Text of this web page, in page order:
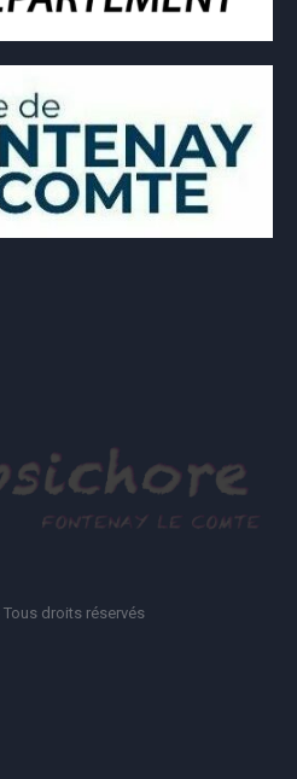
droits réservés